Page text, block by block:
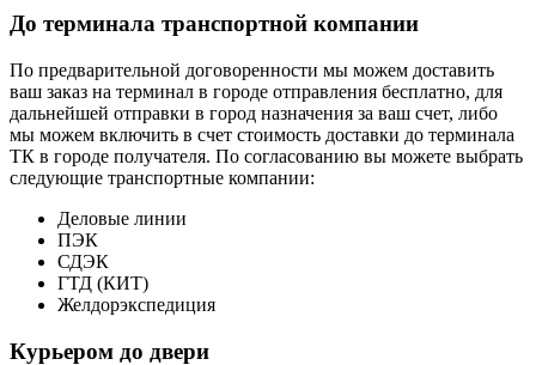
До терминала транспортной компании
По предварительной договоренности мы можем доставить
ваш заказ на терминал в городе отправления бесплатно, для
дальнейшей отправки в город назначения за ваш счет, либо
мы можем включить в счет стоимость доставки до терминала
ТК в городе получателя. По согласованию вы можете выбрать
следующие транспортные компании:
Деловые линии
ПЭК
СДЭК
ГТД (КИТ)
Желдорэкспедиция
Курьером до двери